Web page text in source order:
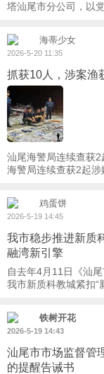
塔汕尾市分公司，以
海蒂少女
2026-5-20 11:35
抓获10人，涉案渔
汕尾海警局连续查获2起
海警局连续查获2起涉
鸡蛋饼
2026-5-19 14:45
我市稳步推进新质
融湾新引擎
自去年4月11日《汕
我市新质科教城紧扣“
铁树开花
2026-5-19 14:43
汕尾市市场监督管
的提醒告诫书